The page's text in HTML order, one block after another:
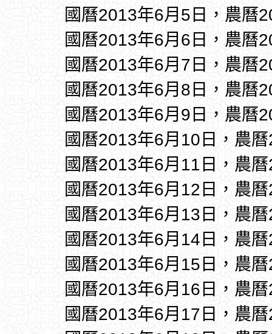
國曆2013年6月5日，農曆
國曆2013年6月6日，農曆
國曆2013年6月7日，農曆
國曆2013年6月8日，農曆
國曆2013年6月9日，農曆
國曆2013年6月10日，農
國曆2013年6月11日，農
國曆2013年6月12日，農
國曆2013年6月13日，農
國曆2013年6月14日，農
國曆2013年6月15日，農
國曆2013年6月16日，農
國曆2013年6月17日，農